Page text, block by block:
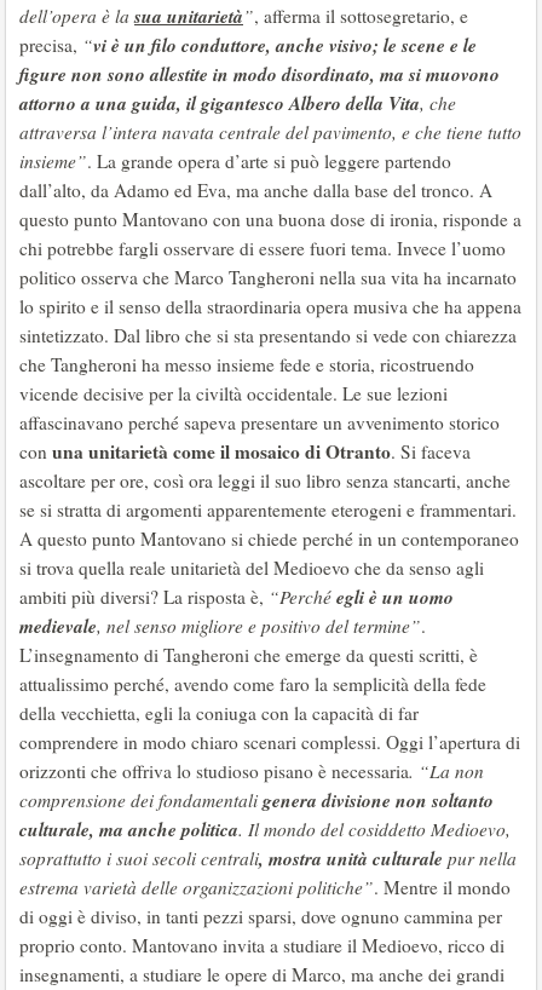
dell’opera è la sua unitarietà”, afferma il sottosegretario, e
precisa, “vi è un filo conduttore, anche visivo; le scene e le
figure non sono allestite in modo disordinato, ma si muovono
attorno a una guida, il gigantesco Albero della Vita, che
attraversa l’intera navata centrale del pavimento, e che tiene tutto
insieme”. La grande opera d’arte si può leggere partendo
dall’alto, da Adamo ed Eva, ma anche dalla base del tronco. A
questo punto Mantovano con una buona dose di ironia, risponde a
chi potrebbe fargli osservare di essere fuori tema. Invece l’uomo
politico osserva che Marco Tangheroni nella sua vita ha incarnato
lo spirito e il senso della straordinaria opera musiva che ha appena
sintetizzato. Dal libro che si sta presentando si vede con chiarezza
che Tangheroni ha messo insieme fede e storia, ricostruendo
vicende decisive per la civiltà occidentale. Le sue lezioni
affascinavano perché sapeva presentare un avvenimento storico
con una unitarietà come il mosaico di Otranto. Si faceva
ascoltare per ore, così ora leggi il suo libro senza stancarti, anche
se si stratta di argomenti apparentemente eterogeni e frammentari.
A questo punto Mantovano si chiede perché in un contemporaneo
si trova quella reale unitarietà del Medioevo che da senso agli
ambiti più diversi? La risposta è, “Perché egli è un uomo
medievale, nel senso migliore e positivo del termine”.
L’insegnamento di Tangheroni che emerge da questi scritti, è
attualissimo perché, avendo come faro la semplicità della fede
della vecchietta, egli la coniuga con la capacità di far
comprendere in modo chiaro scenari complessi. Oggi l’apertura di
orizzonti che offriva lo studioso pisano è necessaria. “La non
comprensione dei fondamentali genera divisione non soltanto
culturale, ma anche politica. Il mondo del cosiddetto Medioevo,
soprattutto i suoi secoli centrali, mostra unità culturale pur nella
estrema varietà delle organizzazioni politiche”. Mentre il mondo
di oggi è diviso, in tanti pezzi sparsi, dove ognuno cammina per
proprio conto. Mantovano invita a studiare il Medioevo, ricco di
insegnamenti, a studiare le opere di Marco, ma anche dei grandi